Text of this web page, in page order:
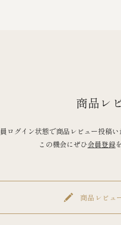
商品レ
ログイン状態で商品レビュー投稿
この機会にぜひ会員登録
商品レビュ